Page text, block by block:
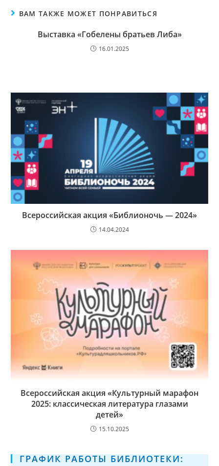
ВАМ ТАКЖЕ МОЖЕТ ПОНРАВИТЬСЯ
Выставка «Гобелены братьев Либа»
16.01.2025
Всероссийская акция «Библионочь — 2024»
14.04.2024
Всероссийская акция «Культурный марафон
2025: классическая литература глазами
детей»
15.10.2025
ГРАФИК РАБОТЫ БИБЛИОТЕКИ: